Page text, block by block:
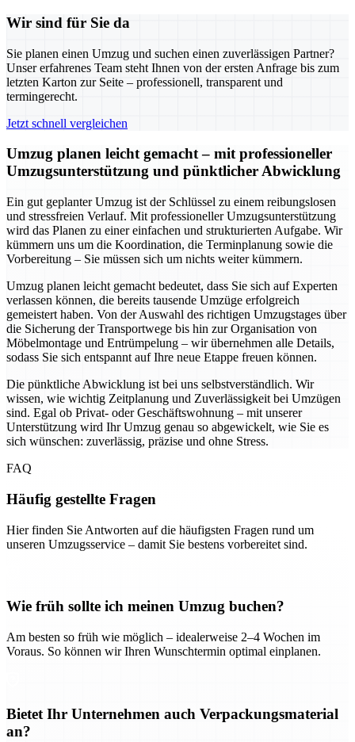
Wir sind für Sie da
Sie planen einen Umzug und suchen einen zuverlässigen Partner?
Unser erfahrenes Team steht Ihnen von der ersten Anfrage bis zum
letzten Karton zur Seite – professionell, transparent und
termingerecht.
Jetzt schnell vergleichen
Umzug planen leicht gemacht – mit professioneller
Umzugsunterstützung und pünktlicher Abwicklung
Ein gut geplanter Umzug ist der Schlüssel zu einem reibungslosen
und stressfreien Verlauf. Mit professioneller Umzugsunterstützung
wird das Planen zu einer einfachen und strukturierten Aufgabe. Wir
kümmern uns um die Koordination, die Terminplanung sowie die
Vorbereitung – Sie müssen sich um nichts weiter kümmern.
Umzug planen leicht gemacht bedeutet, dass Sie sich auf Experten
verlassen können, die bereits tausende Umzüge erfolgreich
gemeistert haben. Von der Auswahl des richtigen Umzugstages über
die Sicherung der Transportwege bis hin zur Organisation von
Möbelmontage und Entrümpelung – wir übernehmen alle Details,
sodass Sie sich entspannt auf Ihre neue Etappe freuen können.
Die pünktliche Abwicklung ist bei uns selbstverständlich. Wir
wissen, wie wichtig Zeitplanung und Zuverlässigkeit bei Umzügen
sind. Egal ob Privat- oder Geschäftswohnung – mit unserer
Unterstützung wird Ihr Umzug genau so abgewickelt, wie Sie es
sich wünschen: zuverlässig, präzise und ohne Stress.
FAQ
Häufig gestellte Fragen
Hier finden Sie Antworten auf die häufigsten Fragen rund um
unseren Umzugsservice – damit Sie bestens vorbereitet sind.
Wie früh sollte ich meinen Umzug buchen?
Am besten so früh wie möglich – idealerweise 2–4 Wochen im
Voraus. So können wir Ihren Wunschtermin optimal einplanen.
Bietet Ihr Unternehmen auch Verpackungsmaterial
an?